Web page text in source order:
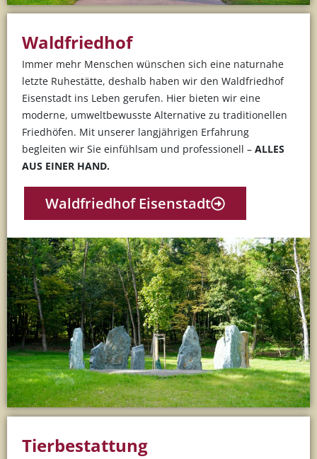
Waldfriedhof
Immer mehr Menschen wünschen sich eine naturnahe
letzte Ruhestätte, deshalb haben wir den Waldfriedhof
Eisenstadt ins Leben gerufen. Hier bieten wir eine
moderne, umweltbewusste Alternative zu traditionellen
Friedhöfen. Mit unserer langjährigen Erfahrung
begleiten wir Sie einfühlsam und professionell –ALLES
AUS EINER HAND.
Waldfriedhof Eisenstadt
Tierbestattung